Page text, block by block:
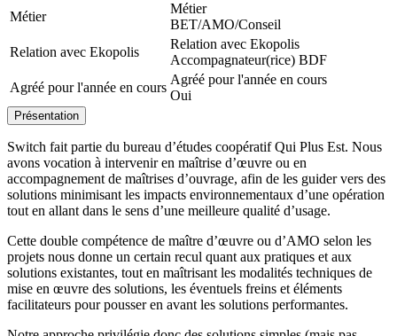
Métier
Métier
BET/AMO/Conseil
Relation avec Ekopolis
Relation avec Ekopolis
Accompagnateur(rice) BDF
Agréé pour l'année en cours
Agréé pour l'année en cours
Oui
Présentation
Switch fait partie du bureau d’études coopératif Qui Plus Est. Nous
avons vocation à intervenir en maîtrise d’œuvre ou en
accompagnement de maîtrises d’ouvrage, afin de les guider vers des
solutions minimisant les impacts environnementaux d’une opération
tout en allant dans le sens d’une meilleure qualité d’usage.
Cette double compétence de maître d’œuvre ou d’AMO selon les
projets nous donne un certain recul quant aux pratiques et aux
solutions existantes, tout en maîtrisant les modalités techniques de
mise en œuvre des solutions, les éventuels freins et éléments
facilitateurs pour pousser en avant les solutions performantes.